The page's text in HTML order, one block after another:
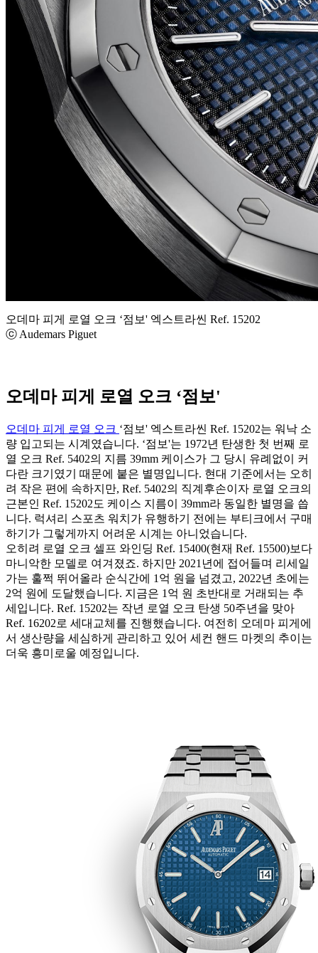
오데마 피게 로열 오크 ‘점보' 엑스트라씬 Ref. 15202
ⓒ Audemars Piguet
오데마 피게 로열 오크 ‘점보'
오데마 피게 로열 오크 ‘점보' 엑스트라씬 Ref. 15202는 워낙 소
량 입고되는 시계였습니다. ‘점보'는 1972년 탄생한 첫 번째 로
열 오크 Ref. 5402의 지름 39mm 케이스가 그 당시 유례없이 커
다란 크기였기 때문에 붙은 별명입니다. 현대 기준에서는 오히
려 작은 편에 속하지만, Ref. 5402의 직계후손이자 로열 오크의
근본인 Ref. 15202도 케이스 지름이 39mm라 동일한 별명을 씁
니다. 럭셔리 스포츠 워치가 유행하기 전에는 부티크에서 구매
하기가 그렇게까지 어려운 시계는 아니었습니다.
오히려 로열 오크 셀프 와인딩 Ref. 15400(현재 Ref. 15500)보다
마니악한 모델로 여겨졌죠. 하지만 2021년에 접어들며 리세일
가는 훌쩍 뛰어올라 순식간에 1억 원을 넘겼고, 2022년 초에는
2억 원에 도달했습니다. 지금은 1억 원 초반대로 거래되는 추
세입니다. Ref. 15202는 작년 로열 오크 탄생 50주년을 맞아
Ref. 16202로 세대교체를 진행했습니다. 여전히 오데마 피게에
서 생산량을 세심하게 관리하고 있어 세컨 핸드 마켓의 추이는
더욱 흥미로울 예정입니다.